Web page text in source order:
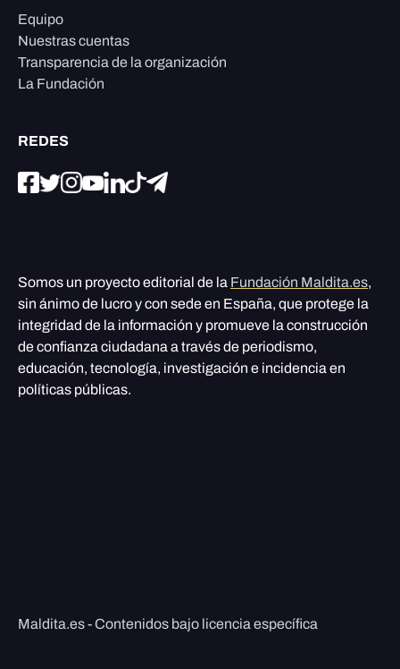
Equipo
Nuestras cuentas
Transparencia de la organización
La Fundación
REDES
Somos un proyecto editorial de la Fundación Maldita.es,
sin ánimo de lucro y con sede en España, que protege la
integridad de la información y promueve la construcción
de confianza ciudadana a través de periodismo,
educación, tecnología, investigación e incidencia en
políticas públicas.
Maldita.es - Contenidos bajo licencia específica